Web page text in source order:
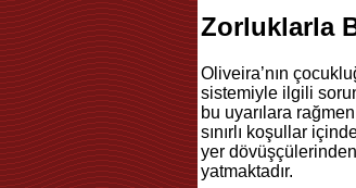
Zorluklarla
Oliveira’nın
sistemiyle ilgili
bu uyarılara
sınırlı koşullar
yer
yatmaktadır.